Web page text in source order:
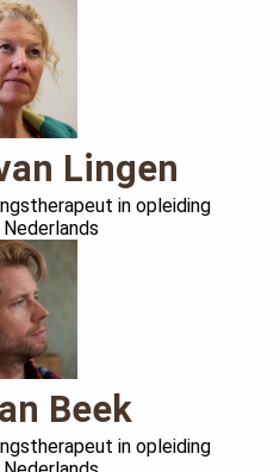
Lingen
in opleiding
Beek
in opleiding